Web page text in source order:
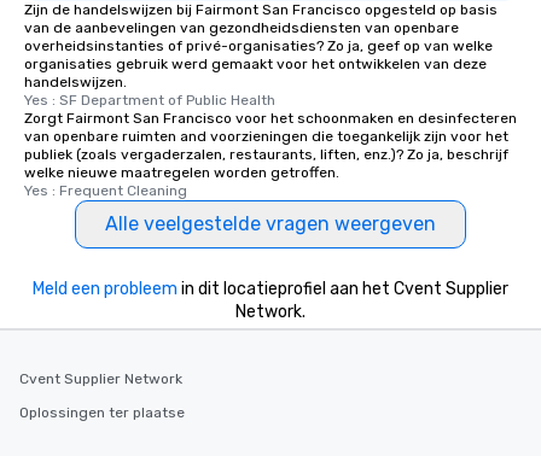
Zijn de handelswijzen bij Fairmont San Francisco opgesteld op basis
van de aanbevelingen van gezondheidsdiensten van openbare
overheidsinstanties of privé-organisaties? Zo ja, geef op van welke
organisaties gebruik werd gemaakt voor het ontwikkelen van deze
handelswijzen.
Yes : SF Department of Public Health
Zorgt Fairmont San Francisco voor het schoonmaken en desinfecteren
van openbare ruimten and voorzieningen die toegankelijk zijn voor het
publiek (zoals vergaderzalen, restaurants, liften, enz.)? Zo ja, beschrijf
welke nieuwe maatregelen worden getroffen.
Yes : Frequent Cleaning
Alle veelgestelde vragen weergeven
Meld een probleem in dit locatieprofiel aan het Cvent Supplier
Network.
Cvent Supplier Network
Oplossingen ter plaatse